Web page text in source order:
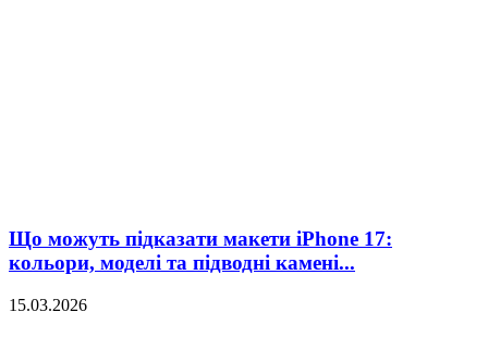
Що можуть підказати макети iPhone 17:
кольори, моделі та підводні камені...
15.03.2026